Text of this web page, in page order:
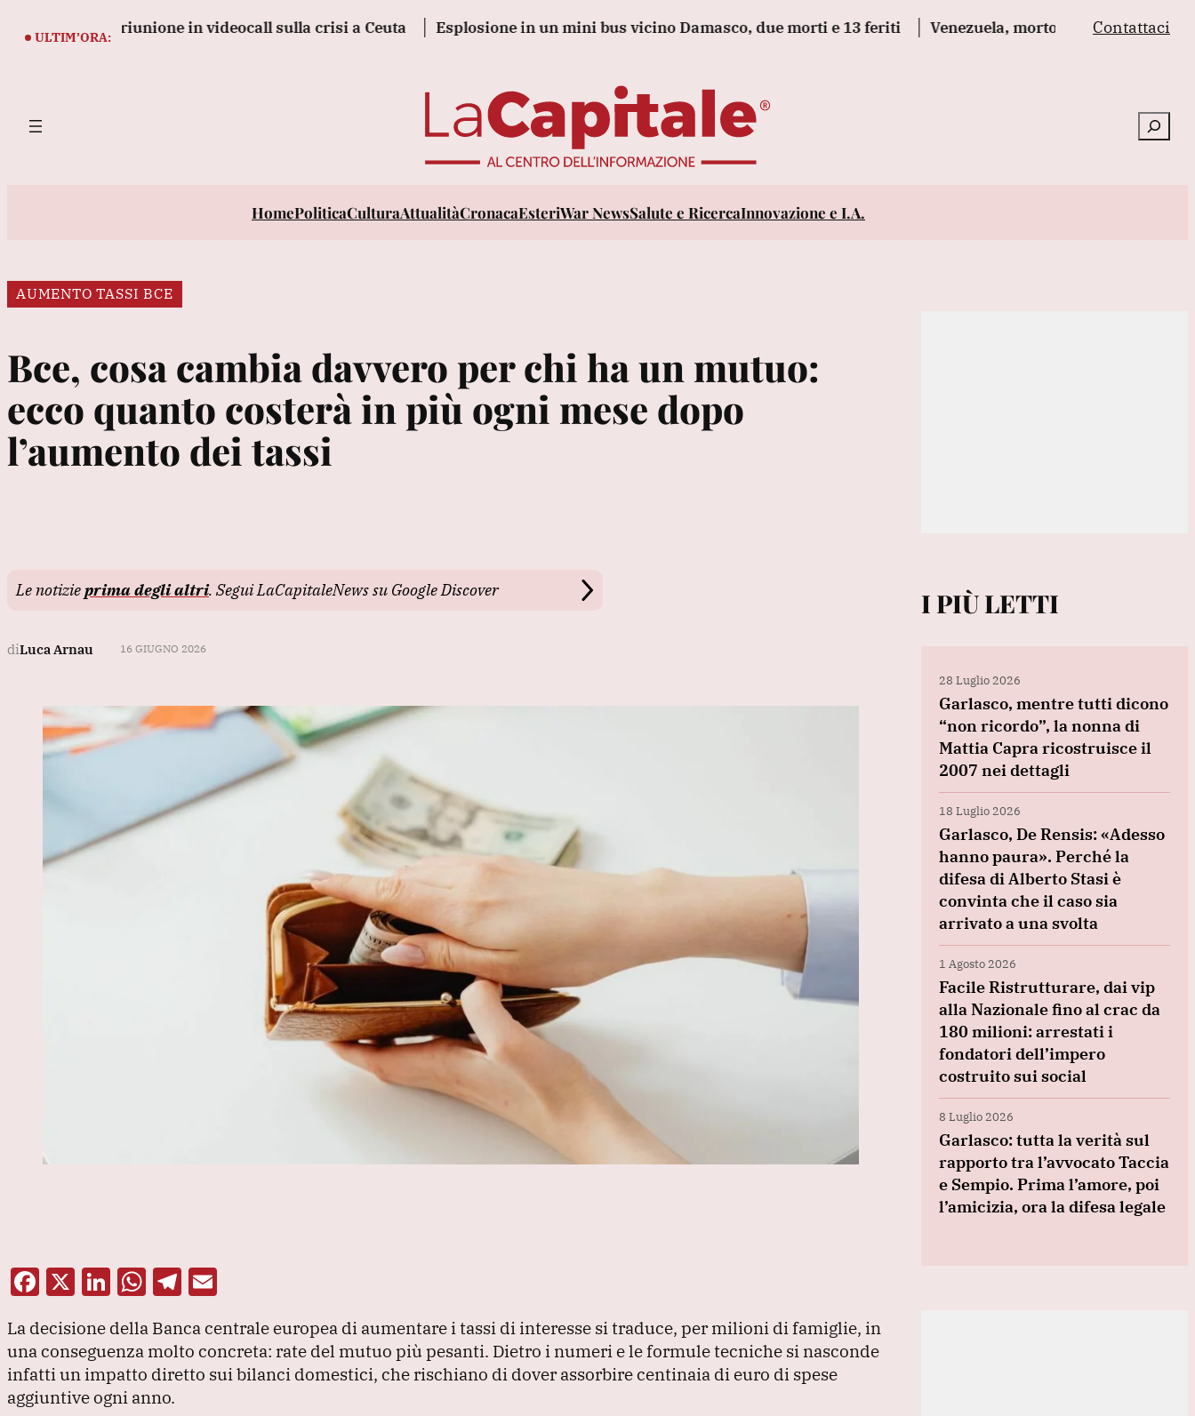
ULTIM’ORA:
una riunione in videocall sulla crisi a Ceuta Esplosione in un mini bus vicino Damasco, due morti e 13 feriti Venezuela, morto l'ex prigionieroContattaci
Cerca
HomePoliticaCulturaAttualitàCronacaEsteriWar NewsSalute e RicercaInnovazione e I.A.
AUMENTO TASSI BCE
Bce, cosa cambia davvero per chi ha un mutuo:
ecco quanto costerà in più ogni mese dopo
l’aumento dei tassi
Le notizieprima degli altri. Segui LaCapitaleNews su Google Discover
diLuca Arnau 16 GIUGNO 2026
F
c
e
b
X Li
k
e
dI
W
at
s
A
T
e
gr
ai
l
La decisione della Banca centrale europea di aumentare i tassi di interesse si traduce, per milioni di famiglie, in
una conseguenza molto concreta: rate del mutuo più pesanti. Dietro i numeri e le formule tecniche si nasconde
infatti un impatto diretto sui bilanci domestici, che rischiano di dover assorbire centinaia di euro di spese
aggiuntive ogni anno.
I PIÙ LETTI
28 Luglio 2026
Garlasco, mentre tutti dicono
“non ricordo”, la nonna di
Mattia Capra ricostruisce il
2007 nei dettagli
18 Luglio 2026
Garlasco, De Rensis: «Adesso
hanno paura». Perché la
difesa di Alberto Stasi è
convinta che il caso sia
arrivato a una svolta
1 Agosto 2026
Facile Ristrutturare, dai vip
alla Nazionale fino al crac da
180 milioni: arrestati i
fondatori dell’impero
costruito sui social
8 Luglio 2026
Garlasco: tutta la verità sul
rapporto tra l’avvocato Taccia
e Sempio. Prima l’amore, poi
l’amicizia, ora la difesa legale